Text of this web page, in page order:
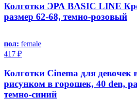
Колготки ЭРА BASIC LINE
размер 62-68, темно-розовый
пол: female
417 ₽
Колготки Cinema для девочек
рисунком в горошек, 40 den,
темно-синий